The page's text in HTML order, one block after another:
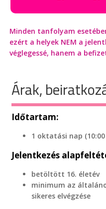
Minden tanfolyam
ezért a helyek NEM a
véglegessé, hanem a
Árak,
Időtartam:
1 oktatási nap (10:00
Jelentkezés
betöltött 16. életév
minimum az
sikeres elvégzése